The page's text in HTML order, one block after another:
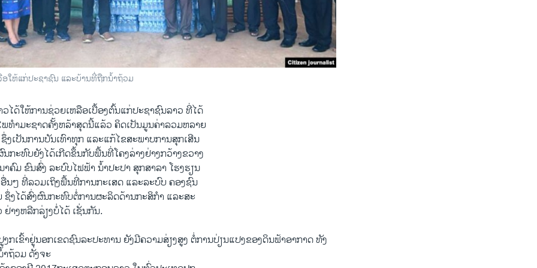
ໃຫ້ແກ່ປະຊາຊົນ ແລະບ້ານທີ່ຖືກນໍ້າຖ້ວມ​
ໄດ້ໃຫ້ການຊ່ວຍເຫລືອເບື້ອງຕົ້ນແກ່ປະຊາຊົນລາວ ທີ່ໄດ້
ທໍາມະຊາດຄັ້ງຫລ້າສຸດນີ້ແລ້ວ ຄິດເປັນມູນຄ່າລວມຫລາຍ
ງເປັນການບັນເທົາທຸກ ແລະແກ້ໄຂສະພາບການສຸກເສີນ
ນກະທົບຍັງໄດ້ເກີດຂຶ້ນກັບພື້ນທີ່ໂຄງລ່າງຢ່າງກວ້າງຂວາງ
ຄົມ ຂົນສົ່ງ ລະບົບໄຟຟ້າ ນໍ້າປະປາ ສຸກສາລາ ໂຮງຮຽນ
ນໆ ທີ່ລວມເຖິງພື້ນທີ່ການກະເສດ ແລະລະບົບ ຄອງຊົນ
ງໄດ້ສົ່ງຜົນກະທົບຕໍ່ການຜະລິດດ້ານກະສິກໍາ ແລະສະ
ຢ່າງຫລີກລ່ຽງບໍ່ໄດ້ ເຊັ່ນກັນ.
ກເຂົ້າຢູ່ນອກເຂດຊົນລະປະທານ ຍັງມີຄວາມສ່ຽງສູງ ຕໍ່ການປ່ຽນແປງຂອງດິນຟ້າອາກາດ ທັງ
ຖ້ວມ ດັ່ງຈະ